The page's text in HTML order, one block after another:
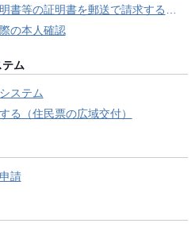
証明書を郵送で請求する際の本人確認
の本人確認
ム
ステム
る（住民票の広域交付）
請